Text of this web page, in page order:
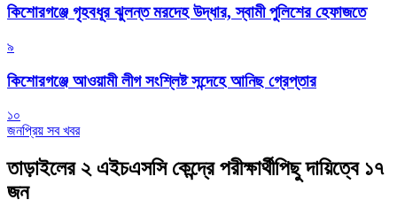
কিশোরগঞ্জে গৃহবধূর ঝুলন্ত মরদেহ উদ্ধার, স্বামী পুলিশের হেফাজতে
৯
কিশোরগঞ্জে আওয়ামী লীগ সংশ্লিষ্ট সন্দেহে আনিছ গ্রেপ্তার
১০
জনপ্রিয় সব খবর
তাড়াইলের ২ এইচএসসি কেন্দ্রে পরীক্ষার্থীপিছু দায়িত্বে ১৭
জন